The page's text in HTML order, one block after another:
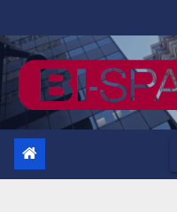
al
contenido